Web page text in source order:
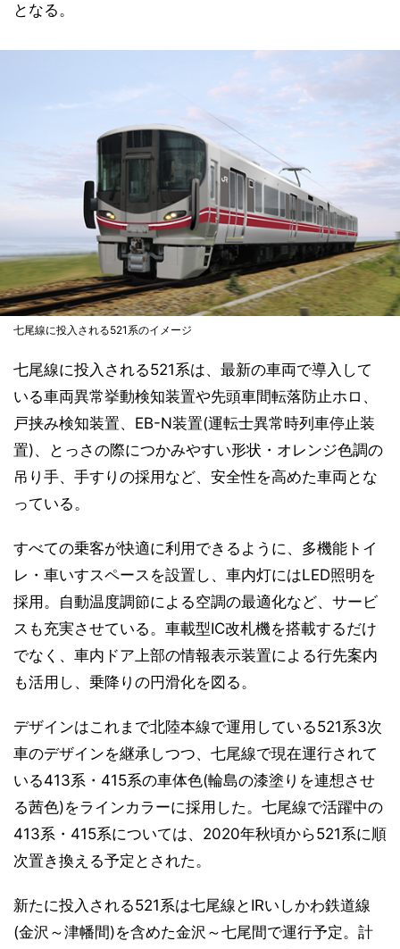
となる。
七尾線に投入される521系のイメージ
七尾線に投入される521系は、最新の車両で導入して
いる車両異常挙動検知装置や先頭車間転落防止ホロ、
戸挟み検知装置、EB-N装置(運転士異常時列車停止装
置)、とっさの際につかみやすい形状・オレンジ色調の
吊り手、手すりの採用など、安全性を高めた車両とな
っている。
すべての乗客が快適に利用できるように、多機能トイ
レ・車いすスペースを設置し、車内灯にはLED照明を
採用。自動温度調節による空調の最適化など、サービ
スも充実させている。車載型IC改札機を搭載するだけ
でなく、車内ドア上部の情報表示装置による行先案内
も活用し、乗降りの円滑化を図る。
デザインはこれまで北陸本線で運用している521系3次
車のデザインを継承しつつ、七尾線で現在運行されて
いる413系・415系の車体色(輪島の漆塗りを連想させ
る茜色)をラインカラーに採用した。七尾線で活躍中の
413系・415系については、2020年秋頃から521系に順
次置き換える予定とされた。
新たに投入される521系は七尾線とIRいしかわ鉄道線
(金沢～津幡間)を含めた金沢～七尾間で運行予定。計